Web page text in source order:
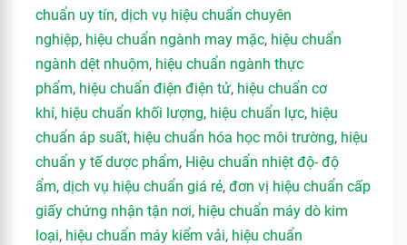
chuẩn uy tín, dịch vụ hiệu chuẩn chuyên
nghiệp, hiệu chuẩn ngành may mặc, hiệu chuẩn
ngành dệt nhuộm, hiệu chuẩn ngành thực
phẩm, hiệu chuẩn điện điện tử, hiệu chuẩn cơ
khí, hiệu chuẩn khối lượng, hiệu chuẩn lực, hiệu
chuẩn áp suất, hiệu chuẩn hóa học môi trường, hiệu
chuẩn y tế dược phẩm, Hiệu chuẩn nhiệt độ- độ
ẩm, dịch vụ hiệu chuẩn giá rẻ, đơn vị hiệu chuẩn cấp
giấy chứng nhận tận nơi, hiệu chuẩn máy dò kim
loại, hiệu chuẩn máy kiểm vải, hiệu chuẩn